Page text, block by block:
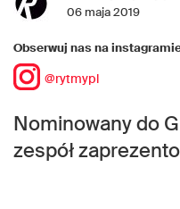
06 maja 2019
Obserwuj nas na
@rytmypl
Nominowany do
zespół